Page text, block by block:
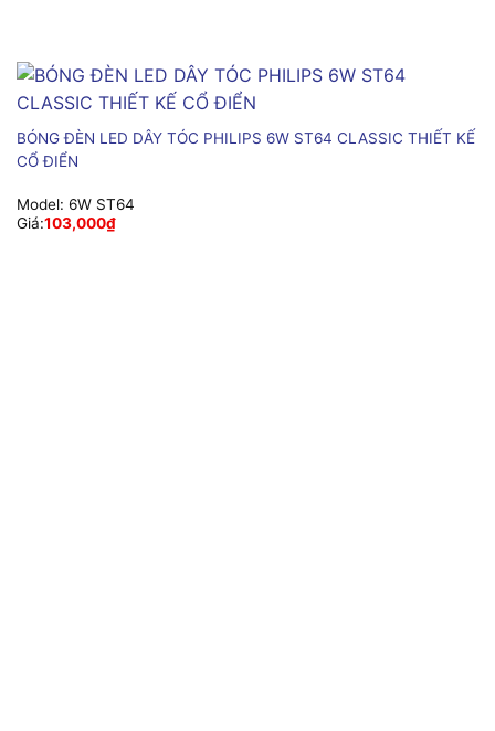
BÓNG ĐÈN LED DÂY TÓC PHILIPS 6W ST64 CLASSIC THIẾT KẾ
CỔ ĐIỂN
Model: 6W ST64
Giá:103,000₫